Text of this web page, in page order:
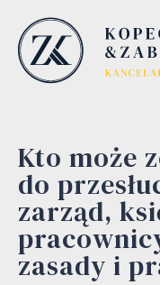
Kto może
do
zarząd,
zasady i